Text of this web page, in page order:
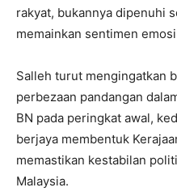
rakyat, bukannya dipenuhi
memainkan sentimen
Salleh turut mengingatkan
perbezaan pandangan
BN pada peringkat awal,
berjaya membentuk
memastikan kestabilan
Malaysia.